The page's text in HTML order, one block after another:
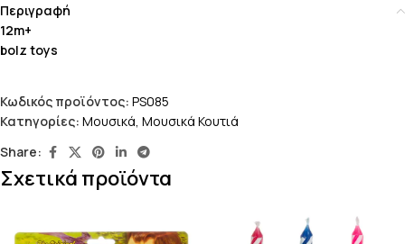
Περιγραφή
12m+
bolz toys
Κωδικός προϊόντος: PS085
Κατηγορίες: Μουσικά Μουσικά Κουτιά
Share:
Σχετικά προϊόντα